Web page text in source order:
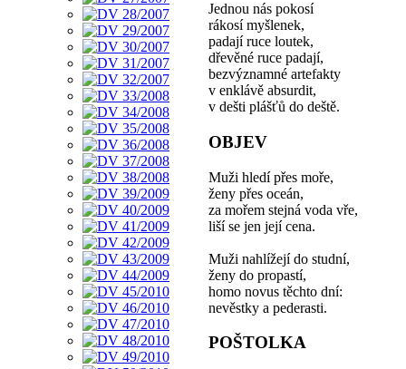
Jednou nás pokosí
rákosí myšlenek,
padají ruce loutek,
dřevěné ruce padají,
bezvýznamné artefakty
v enklávě absurdit,
v dešti plášťů do deště.
OBJEV
Muži hledí přes moře,
ženy přes oceán,
za mořem stejná voda vře,
liší se jen její cena.
Muži nahlížejí do studní,
ženy do propastí,
homo novus těchto dní:
nevěstky a pederasti.
POŠTOLKA